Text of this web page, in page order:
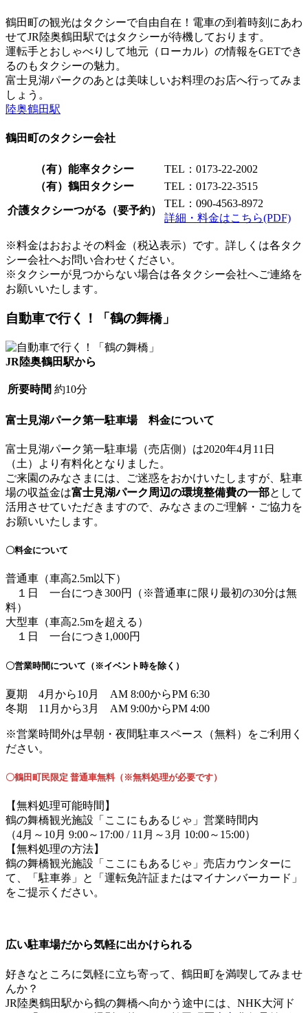
鶴田町の観光はタクシーで自由自在！電車の到着時刻にあわ
せてJR陸奥鶴田駅ではタクシーが待機しております。
運転手とおしゃべりして地元（ローカル）の情報をGETでき
るのもタクシーの魅力。
富士見湖パークのあとは美味しいお料理のお店へ行ってみま
しょう。
陸奥鶴田駅
鶴田町のタクシー会社
（有）能率タクシー
TEL：0173-22-2002
（有）鶴田タクシー
TEL：0173-22-3515
介護タクシーつがる（要予約）
TEL：090-4563-8972
詳細・料金はこちら(PDF)
※料金はおおよその料金（税込表示）です。詳しくは各タク
シー会社へお問い合わせください。
※タクシーが見つからない場合は各タクシー会社へご連絡を
お願いいたします。
自動車で行く！「鶴の舞橋」
JR陸奥鶴田駅から
所要時間 約10分
富士見湖パーク第一駐車場 料金について
富士見湖パーク第一駐車場（売店側）は2020年4月11日
（土）より有料化となりました。
ご来園のみなさまには、ご迷惑をおかけいたしますが、駐車
場の収益金は富士見湖パーク周辺の環境整備費の一部として
活用させていただきますので、みなさまのご理解・ご協力を
お願いいたします。
〇料金について
普通車（車高2.5m以下）
１日 一台につき300円（※普通車に限り最初の30分は無
料）
大型車（車高2.5mを超える）
１日 一台につき1,000円
〇営業時間について（※イベント時を除く）
夏期 4月から10月 AM 8:00からPM 6:30
冬期 11月から3月 AM 9:00からPM 4:00
※営業時間外は早朝・夜間駐車スペース（無料）をご利用く
ださい。
〇鶴田町民限定 普通車無料（※無料処理が必要です）
【無料処理可能時間】
鶴の舞橋観光施設「ここにもあるじゃ」営業時間内
（4月～10月 9:00～17:00 / 11月～3月 10:00～15:00）
【無料処理の方法】
鶴の舞橋観光施設「ここにもあるじゃ」売店カウンターに
て、「駐車券」と「運転免許証またはマイナンバーカード」
をご提示ください。
広い駐車場だから気軽に出かけられる
好きなところに気軽に立ち寄って、鶴田町を満喫してみませ
んか？
JR陸奥鶴田駅から鶴の舞橋へ向かう途中には、NHK大河ド